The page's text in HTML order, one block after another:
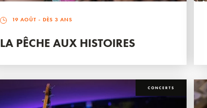
19 AOÛT - DÈS 3 ANS
LA PÊCHE AUX HISTOIRES
CONCERTS